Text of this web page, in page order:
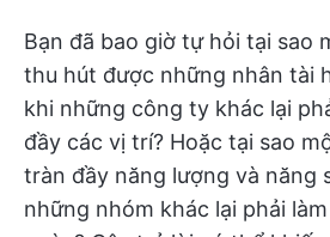
Bạn đã bao giờ tự hỏi tại sao
thu hút được những nhân tài
khi những công ty khác lại
đầy các vị trí? Hoặc tại sao
tràn đầy năng lượng và năng
những nhóm khác lại phải